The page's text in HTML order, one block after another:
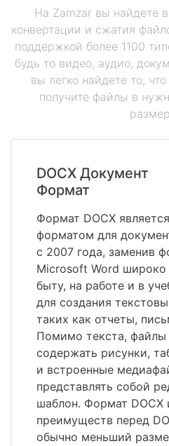
На Zamzar вы найдете
конвертации и сжатия
поддержкой более 1100
будь то видео, аудио,
вы легко найдете то,
получите файлы в
DOCX Документ
Формат
Формат DOCX
форматом для
с 2007 года, заменив
Microsoft Word широко
быту, на работе и в
для создания
таких как отчеты,
Помимо текста, файлы
содержать рисунки,
и встроенные
представлять собой
шаблон. Формат DOCX
преимуществ перед
обычно меньший